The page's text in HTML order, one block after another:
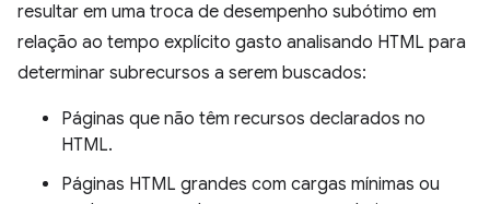
resultar em uma troca de desempenho subótimo em
relação ao tempo explícito gasto analisando HTML para
determinar subrecursos a serem buscados:
Páginas que não têm recursos declarados no
HTML.
Páginas HTML grandes com cargas mínimas ou